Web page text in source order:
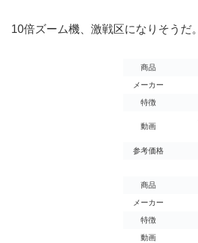
10倍ズーム機、激戦区になりそうだ。
商品
メーカー
特徴
動画
参考価格
商品
メーカー
特徴
動画